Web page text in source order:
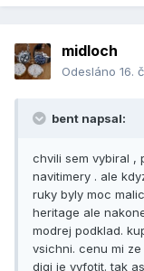
midloch
Odesláno 16.
bent napsal:
chvili sem vybiral ,
navitimery . ale
ruky byly moc
heritage ale
modrej podklad.
vsichni. cenu mi
digi je vyfotit. tak